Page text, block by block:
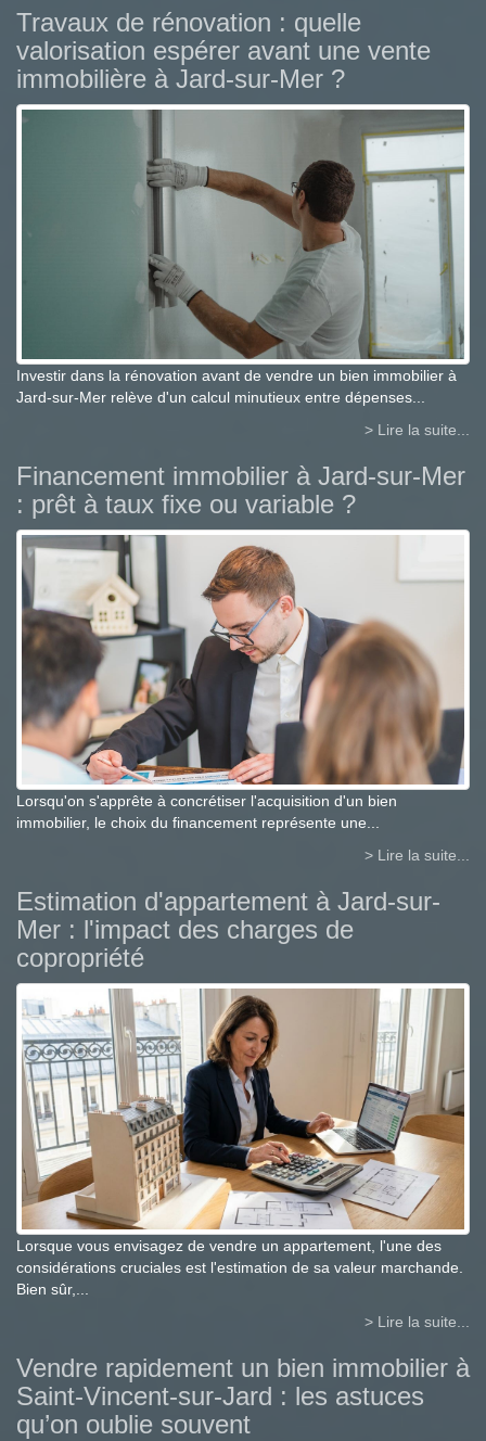
Travaux de rénovation : quelle
valorisation espérer avant une vente
immobilière à Jard-sur-Mer ?
Investir dans la rénovation avant de vendre un bien immobilier à
Jard-sur-Mer relève d'un calcul minutieux entre dépenses...
> Lire la suite...
Financement immobilier à Jard-sur-Mer
: prêt à taux fixe ou variable ?
Lorsqu'on s'apprête à concrétiser l'acquisition d'un bien
immobilier, le choix du financement représente une...
> Lire la suite...
Estimation d'appartement à Jard-sur-
Mer : l'impact des charges de
copropriété
Lorsque vous envisagez de vendre un appartement, l'une des
considérations cruciales est l'estimation de sa valeur marchande.
Bien sûr,...
> Lire la suite...
Vendre rapidement un bien immobilier à
Saint-Vincent-sur-Jard : les astuces
qu’on oublie souvent